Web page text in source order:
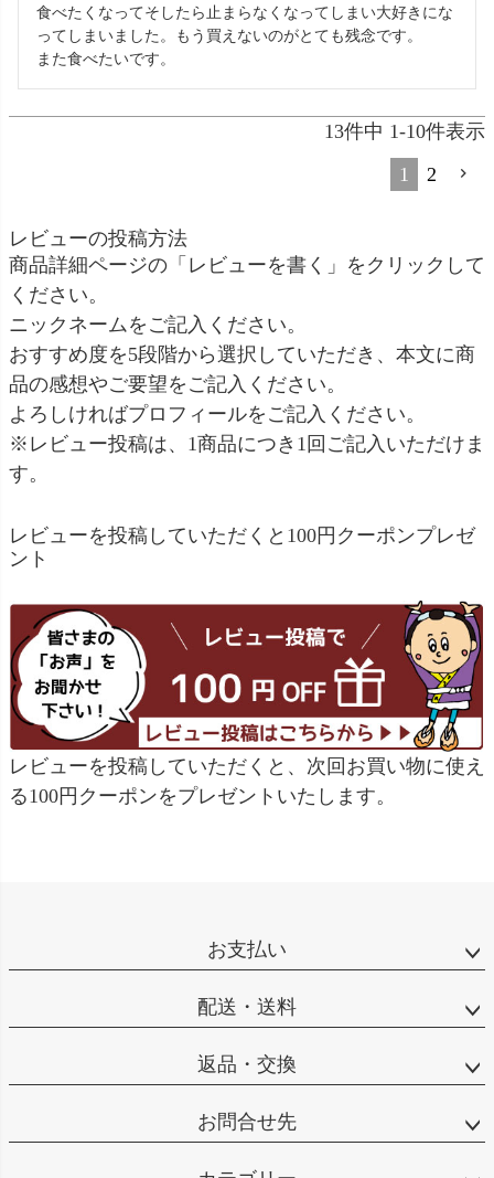
食べたくなってそしたら止まらなくなってしまい大好きにな
ってしまいました。もう買えないのがとても残念です。
また食べたいです。
13件中 1-10件表示
1
2
レビューの投稿方法
商品詳細ページの「レビューを書く」をクリックして
ください。
ニックネームをご記入ください。
おすすめ度を5段階から選択していただき、本文に商
品の感想やご要望をご記入ください。
よろしければプロフィールをご記入ください。
※レビュー投稿は、1商品につき1回ご記入いただけま
す。
レビューを投稿していただくと100円クーポンプレゼ
ント
レビューを投稿していただくと、次回お買い物に使え
る100円クーポンをプレゼントいたします。
お支払い
配送・送料
返品・交換
お問合せ先